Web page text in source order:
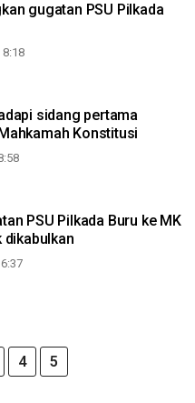
sidang pertama
Konstitusi
dikabulkan
4 5